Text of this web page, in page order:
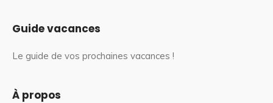
Guide vacances
Le guide de vos prochaines vacances !
À propos